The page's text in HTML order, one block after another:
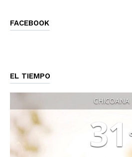
FACEBOOK
EL TIEMPO
CHICOANA
31